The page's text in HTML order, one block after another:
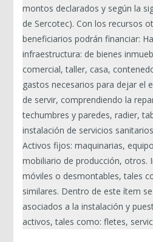
montos declarados y según la
de Sercotec). Con los recursos
beneficiarios podrán financiar:
infraestructura: de bienes
comercial, taller, casa,
gastos necesarios para dejar el
de servir, comprendiendo la
techumbres y paredes, radier,
instalación de servicios
Activos fijos: maquinarias,
mobiliario de producción, otros.
móviles o desmontables, tales
similares. Dentro de este ítem
asociados a la instalación y
activos, tales como: fletes,